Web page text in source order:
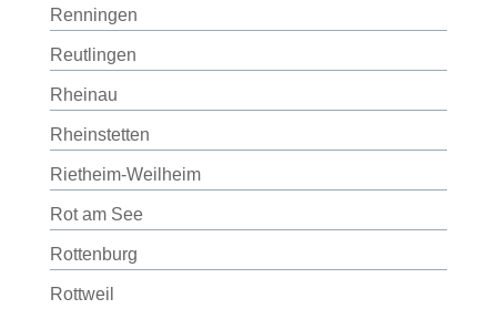
Renningen
Reutlingen
Rheinau
Rheinstetten
Rietheim-Weilheim
Rot am See
Rottenburg
Rottweil